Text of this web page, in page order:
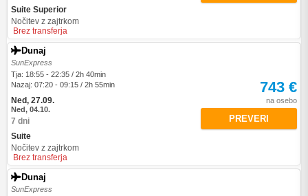
Suite Superior
Nočitev z zajtrkom
Brez transferja
Dunaj
SunExpress
Tja: 18:55 - 22:35 / 2h 40min
Nazaj: 07:20 - 09:15 / 2h 55min
Ned, 27.09.
Ned, 04.10.
7 dni
Suite
Nočitev z zajtrkom
Brez transferja
743 €
na osebo
PREVERI
Dunaj
SunExpress